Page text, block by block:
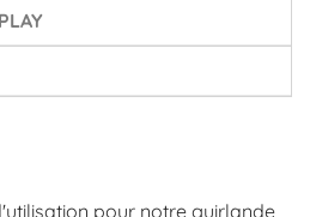
pour notre guirlande